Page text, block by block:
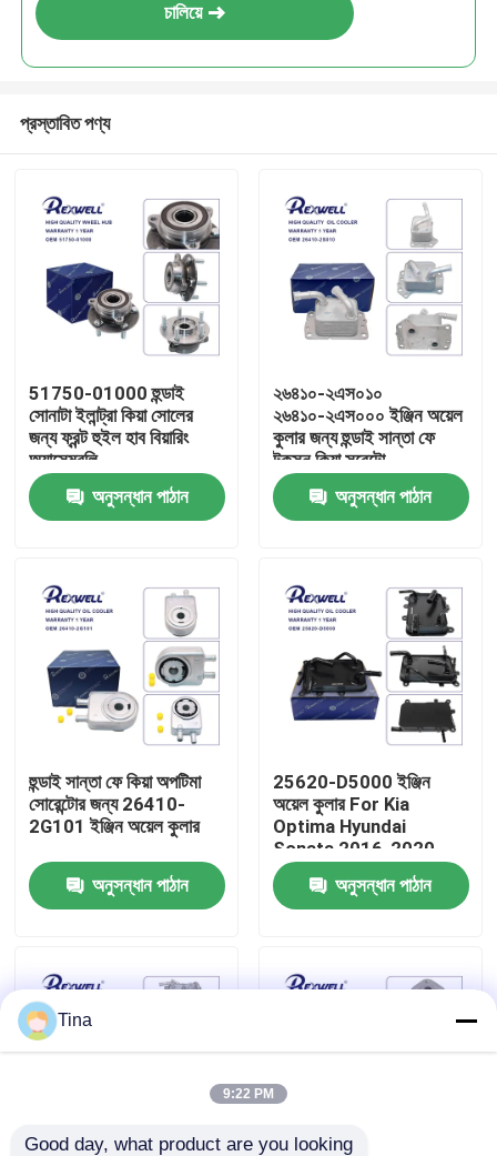
বাড়ি
পণ্য
ভিডিও
আমাদের সম্বন্ধে
কারখানা পরিদর্শন
গুণমান নিয়ন্ত্রণ
খবর
একটি উদ্ধৃতি অনুরোধ করুন
চালিয়ে
প্রস্তাবিত পণ্য
51750-01000 হুন্ডাই
সোনাটা ইলান্ট্রা কিয়া সোলের
জন্য ফ্রন্ট হুইল হাব বিয়ারিং
অ্যাসেম্বলি
অনুসন্ধান পাঠান
২৬৪১০-২এস০১০
২৬৪১০-২এস০০০ ইঞ্জিন অয়েল
কুলার জন্য হুন্ডাই সান্তা ফে
টুকসন কিয়া সরেন্টো
অনুসন্ধান পাঠান
হুন্ডাই সান্তা ফে কিয়া অপটিমা
সোরেন্টোর জন্য 26410-
2G101 ইঞ্জিন অয়েল কুলার
অনুসন্ধান পাঠান
25620-D5000 ইঞ্জিন
অয়েল কুলার For Kia
Optima Hyundai
Sonata 2016-2020
অনুসন্ধান পাঠান
Tina
9:22 PM
Good day, what product are you looking